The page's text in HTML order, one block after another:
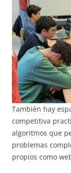
También hay
competitiva
algoritmos que
problemas
propios como